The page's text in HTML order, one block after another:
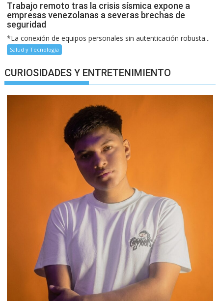
Trabajo remoto tras la crisis sísmica expone a
empresas venezolanas a severas brechas de
seguridad
*La conexión de equipos personales sin autenticación robusta...
Salud y Tecnología
CURIOSIDADES Y ENTRETENIMIENTO